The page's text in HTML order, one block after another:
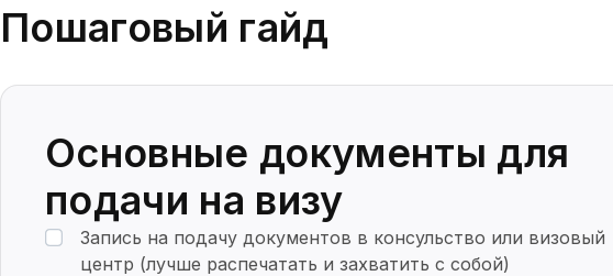
Пошаговый гайд
Основные документы для
подачи на визу
Запись на подачу документов в консульство или визовый
центр (лучше распечатать и захватить с собой)